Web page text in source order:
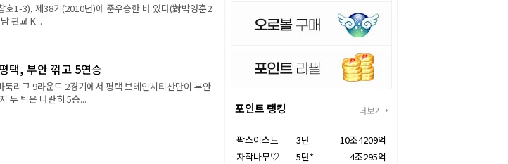
1-3), 제38기(2010년)에 준우승한 바 있다(對박영훈2
판교 K...
택, 부안 꺾고 5연승
리그 9라운드 2경기에서 평택 브레인시티산단이 부안
두 팀은 나란히 5승...
포인트 랭킹 더보기
팍스이스트 3단
10조4209억
자작나무♡
5단*
4조295억